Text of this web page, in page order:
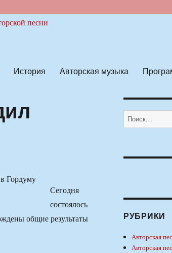
История Авторская музыка
Сегодня
состоялось
общие результаты
Искать:
РУБРИКИ
Авторская
Авторская